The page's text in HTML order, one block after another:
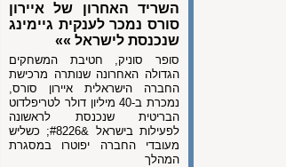
השריד האחרון של איירון
סורס נמכר לענקית גיימינג
שנכנסת לישראל »»
סופר סוניק, חטיבת המשחקים
הגדולה האחרונה שנותרה מרכישת
החברה הישראלית איירון סורס,
נמכרת ב-40 מיליון דולר לטריפלדוט
הבריטית שנכנסת לראשונה
לפעילות בישראל &#8226; כשליש
מעובדי החברה יפוטרו במסגרת
המהלך